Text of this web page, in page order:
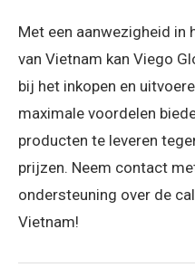
Met een aanwezigheid
van Vietnam kan Viego
bij het inkopen en
maximale voordelen
producten te leveren
prijzen. Neem contact
ondersteuning over de
Vietnam!